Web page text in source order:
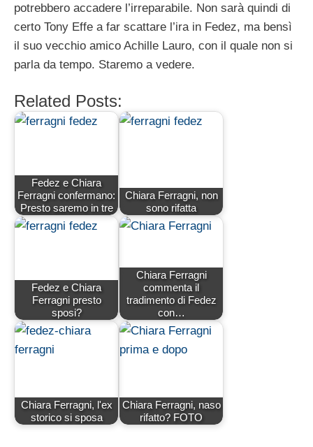
potrebbero accadere l’irreparabile. Non sarà quindi di
certo Tony Effe a far scattare l’ira in Fedez, ma bensì
il suo vecchio amico Achille Lauro, con il quale non si
parla da tempo. Staremo a vedere.
Related Posts:
Fedez e Chiara
Ferragni confermano:
Presto saremo in tre
Chiara Ferragni, non
sono rifatta
Fedez e Chiara
Ferragni presto
sposi?
Chiara Ferragni
commenta il
tradimento di Fedez
con…
Chiara Ferragni, l'ex
storico si sposa
Chiara Ferragni, naso
rifatto? FOTO